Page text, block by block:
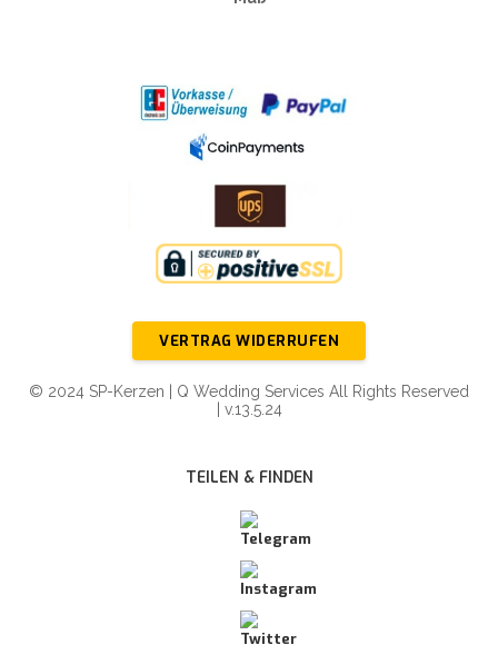
VERTRAG WIDERRUFEN
© 2024 SP-Kerzen | Q Wedding Services All Rights Reserved
| v.13.5.24
TEILEN & FINDEN